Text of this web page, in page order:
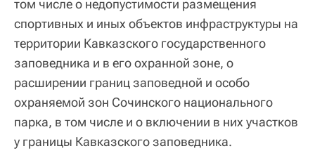
том числе о недопустимости размещения
спортивных и иных объектов инфраструктуры на
территории Кавказского государственного
заповедника и в его охранной зоне, о
расширении границ заповедной и особо
охраняемой зон Сочинского национального
парка, в том числе и о включении в них участков
у границы Кавказского заповедника.